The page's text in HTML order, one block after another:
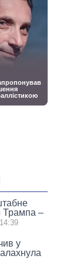
Трампа –
у